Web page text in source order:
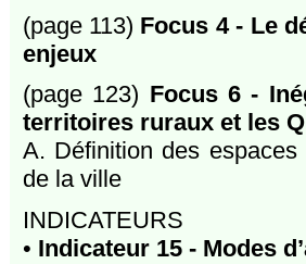
(page 113) Focus 4 - Le
enjeux
(page 123) Focus 6 -
territoires ruraux et les
A. Définition des
de la ville
INDICATEURS
• Indicateur 15 - Modes